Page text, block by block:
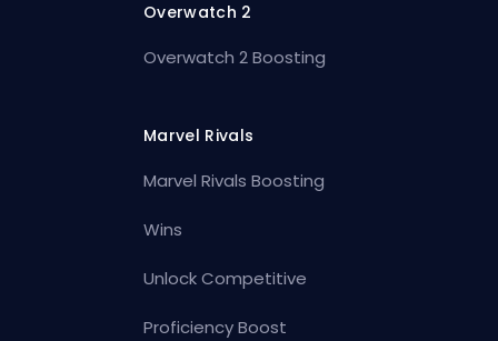
Overwatch 2
Overwatch 2 Boosting
Marvel Rivals
Marvel Rivals Boosting
Wins
Unlock Competitive
Proficiency Boost